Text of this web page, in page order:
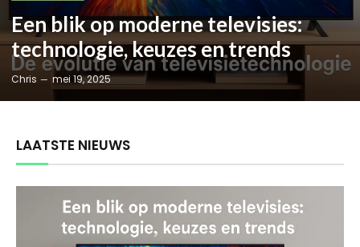
Een blik op moderne televisies:
technologie, keuzes en trends
Chris mei 19, 2025
LAATSTE NIEUWS